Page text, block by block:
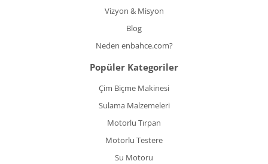
Vizyon & Misyon
Blog
Neden enbahce.com?
Popüler Kategoriler
Çim Biçme Makinesi
Sulama Malzemeleri
Motorlu Tırpan
Motorlu Testere
Su Motoru